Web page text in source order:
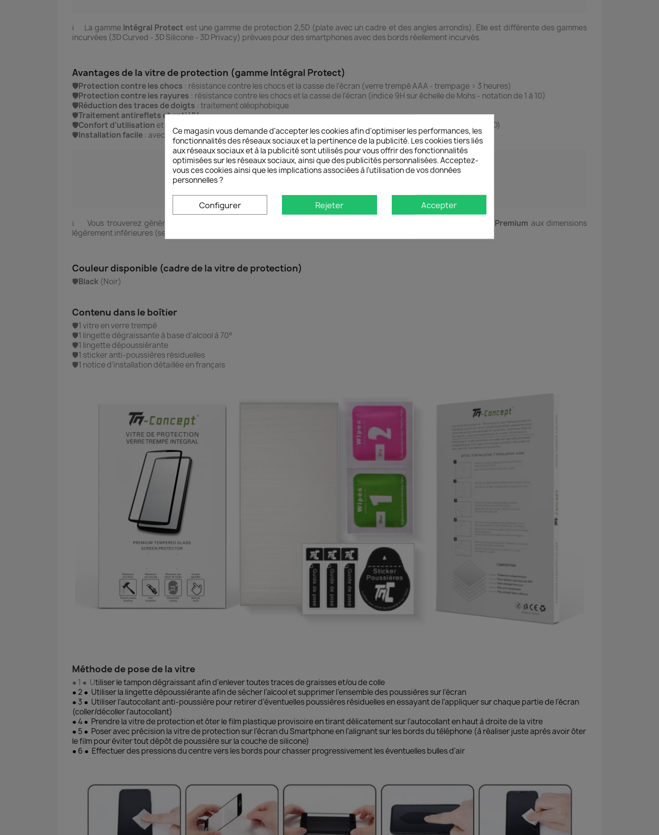
ℹ️ La gamme Intégral Protect est une gamme de protection 2,5D (plate avec un cadre et des angles arrondis). Elle est différente des gammes
incurvées (3D Curved - 3D Silicone - 3D Privacy) prévues pour des smartphones avec des bords réellement incurvés.
Avantages de la vitre de protection (gamme Intégral Protect)
🛡️Protection contre les chocs : résistance contre les chocs et la casse de l'écran (verre trempé AAA - trempage > 3 heures)
🛡️Protection contre les rayures : résistance contre les chocs et la casse de l'écran (indice 9H sur échelle de Mohs - notation de 1 à 10)
🛡️Réduction des traces de doigts : traitement oléophobique
🛡️Traitement antireflets et anti UV
🛡️Confort d’utilisation et de prise en main : Contact agréable – Réactivité tactile optimale – Angles arrondis (radian 2,5D)
🛡️Installation facile : avec notice d'installation détaillée en français et kit de nettoyage complet
ℹ️ Vous trouverez généralement pour chaque référence Standard Premium aux dimensions
légèrement inférieures (se limitant à la surface parfaitement plate de l'écran).
Couleur disponible (cadre de la vitre de protection)
🛡️Black (Noir)
Contenu dans le boîtier
🛡️1 vitre en verre trempé
🛡️1 lingette dégraissante à base d’alcool à 70°
🛡️1 lingette dépoussiérante
🛡️1 sticker anti-poussières résiduelles
🛡️1 notice d’installation détaillée en français
Méthode de pose de la vitre
● 1 ● Utiliser le tampon dégraissant afin d’enlever toutes traces de graisses et/ou de colle
● 2 ● Utiliser la lingette dépoussiérante afin de sécher l’alcool et supprimer l’ensemble des poussières sur l’écran
● 3 ● Utiliser l’autocollant anti-poussière pour retirer d’éventuelles poussières résiduelles en essayant de l’appliquer sur chaque partie de l’écran
(coller/décoller l’autocollant)
● 4 ● Prendre la vitre de protection et ôter le film plastique provisoire en tirant délicatement sur l’autocollant en haut à droite de la vitre
● 5 ● Poser avec précision la vitre de protection sur l’écran du Smartphone en l’alignant sur les bords du téléphone (à réaliser juste après avoir ôter
le film pour éviter tout dépôt de poussière sur la couche de silicone)
● 6 ● Effectuer des pressions du centre vers les bords pour chasser progressivement les éventuelles bulles d'air
Ce magasin vous demande d'accepter les cookies afin d'optimiser les performances, les
fonctionnalités des réseaux sociaux et la pertinence de la publicité. Les cookies tiers liés
aux réseaux sociaux et à la publicité sont utilisés pour vous offrir des fonctionnalités
optimisées sur les réseaux sociaux, ainsi que des publicités personnalisées. Acceptez-
vous ces cookies ainsi que les implications associées à l'utilisation de vos données
personnelles ?
Configurer Rejeter Accepter